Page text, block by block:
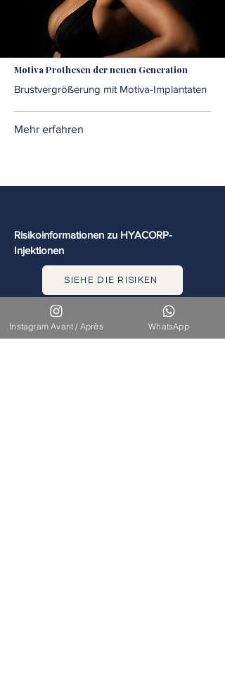
Motiva Prothesen der neuen Generation
Brustvergrößerung mit Motiva-Implantaten
Mehr erfahren
Risikoinformationen zu HYACORP-
Injektionen
SIEHE DIE RISIKEN
Haartransplantation
Instagram Avant / Après WhatsApp